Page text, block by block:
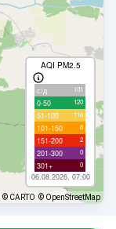
AQI PM2.5
с/д 101
0-50 120
51-100 118
101-150 8
151-200 2
201-300 0
301+ 0
06.08.2026, 07:00
© CARTO © OpenStreetMap